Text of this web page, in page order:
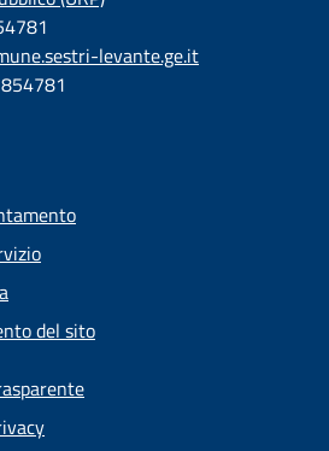
levante.ge.it
del sito